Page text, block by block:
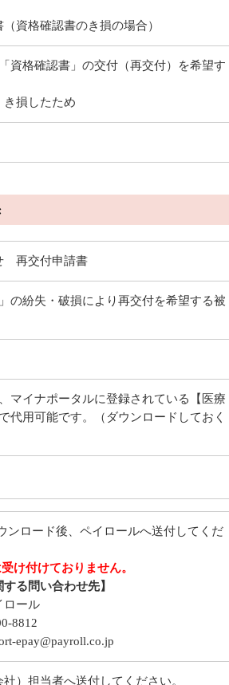
資格確認書のき損の場合）
資格確認書」の交付（再交付）を希望す
き損したため
再交付申請書
の紛失・破損により再交付を希望する被
マイナポータルに登録されている【医療
代用可能です。（ダウンロードしておく
ンロード後、ペイロールへ送付してくだ
け付けておりません。
する問い合わせ先】
ロール
8812
epay@payroll.co.jp
）担当者へ送付してください。